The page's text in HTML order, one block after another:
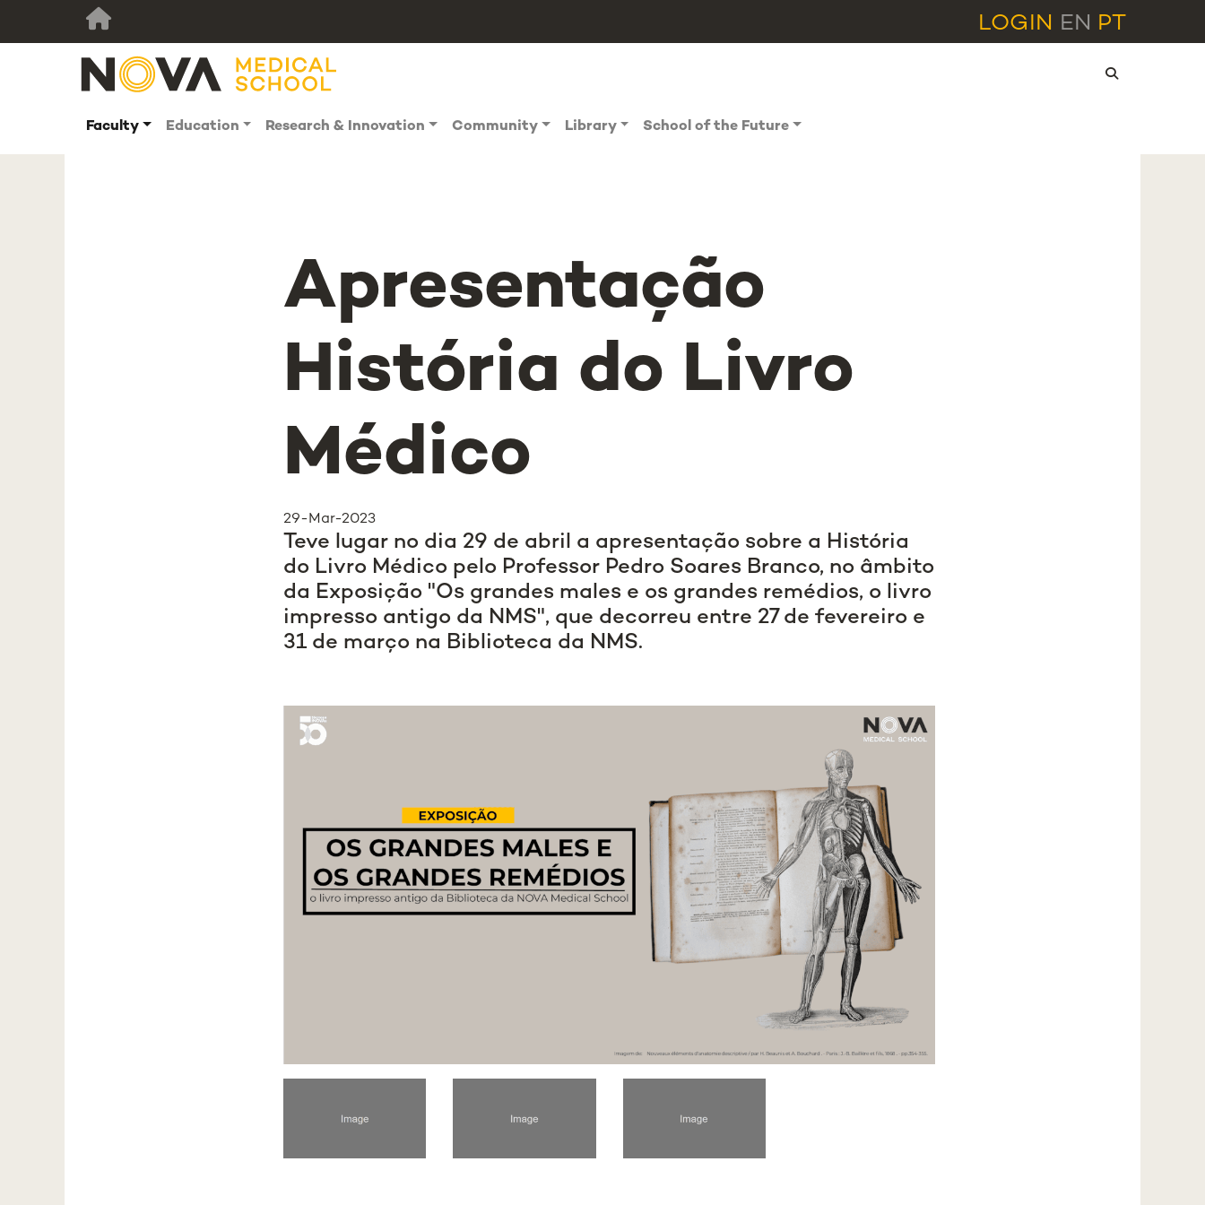
LOGIN EN PT
Faculty Education Research & Innovation Community Library School of the Future
Apresentação
História do Livro
Médico
29-Mar-2023
Teve lugar no dia 29 de abril a apresentação sobre a História
do Livro Médico pelo Professor Pedro Soares Branco, no âmbito
da Exposição "Os grandes males e os grandes remédios, o livro
impresso antigo da NMS", que decorreu entre 27 de fevereiro e
31 de março na Biblioteca da NMS.